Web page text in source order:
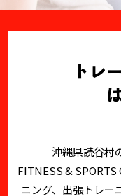
トレ
沖縄県読谷村
FITNESS & SPORTS
ニング、 出張トレー